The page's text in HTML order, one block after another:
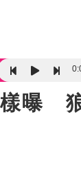
樣曝